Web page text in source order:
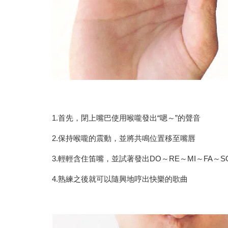
1.首先，閉上嘴巴使用喉嚨發出“嗯～”的聲音
2.保持喉嚨的震動，並將共鳴位置移至嘴唇
3.輕輕含住笛嘴，並試著發出DO～RE～MI～FA～
4.熟練之後就可以隨興地哼出快樂的歌曲